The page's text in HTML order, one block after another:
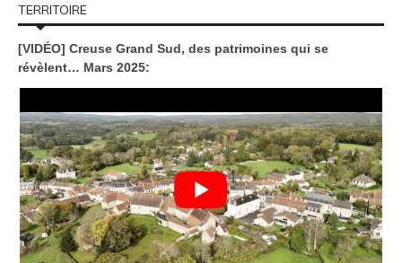
TERRITOIRE
[VIDÉO] Creuse Grand Sud, des patrimoines qui se
révèlent… Mars 2025: